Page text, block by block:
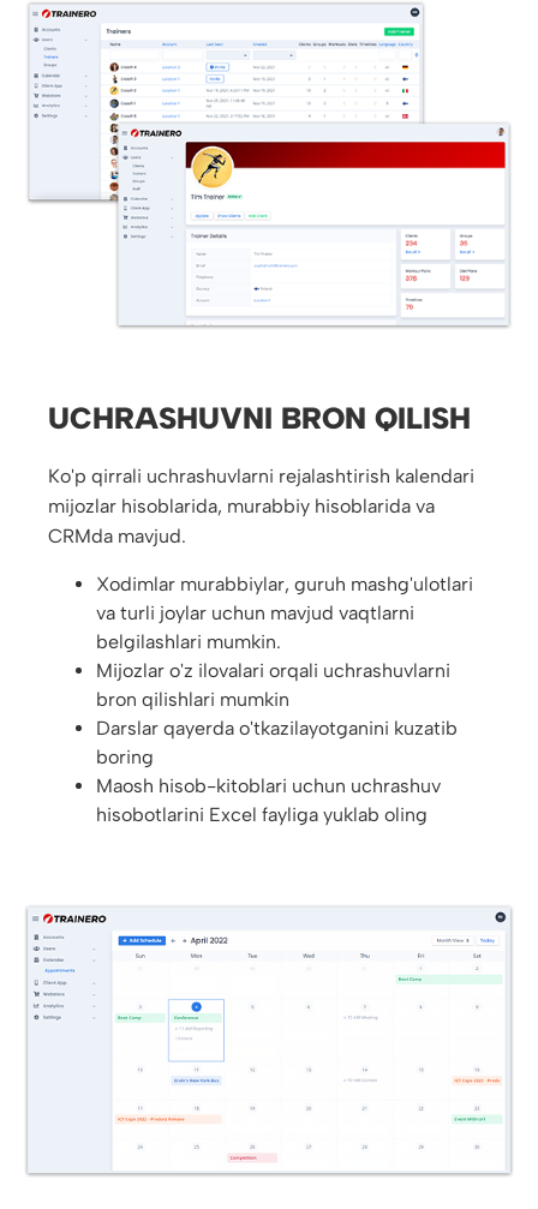
UCHRASHUVNI BRON QILISH
Ko'p qirrali uchrashuvlarni rejalashtirish kalendari
mijozlar hisoblarida, murabbiy hisoblarida va
CRMda mavjud.
Xodimlar murabbiylar, guruh mashg'ulotlari
va turli joylar uchun mavjud vaqtlarni
belgilashlari mumkin.
Mijozlar o'z ilovalari orqali uchrashuvlarni
bron qilishlari mumkin
Darslar qayerda o'tkazilayotganini kuzatib
boring
Maosh hisob-kitoblari uchun uchrashuv
hisobotlarini Excel fayliga yuklab oling